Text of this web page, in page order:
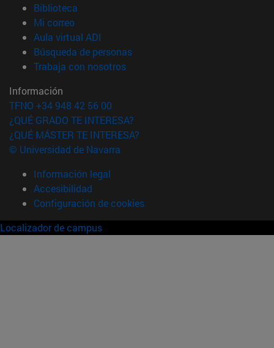
Biblioteca
Mi correo(abre en nueva ventana)
Aula virtual ADI
Búsqueda de personas(abre en nueva ventana)
Trabaja con nosotros(abre en nueva ventana)
Información
TFNO +34 948 42 56 00
¿QUÉ GRADO TE INTERESA?
¿QUÉ MÁSTER TE INTERESA?
© Universidad de Navarra
Información legal
Accesibilidad
Configuración de cookies
Localizador de campus